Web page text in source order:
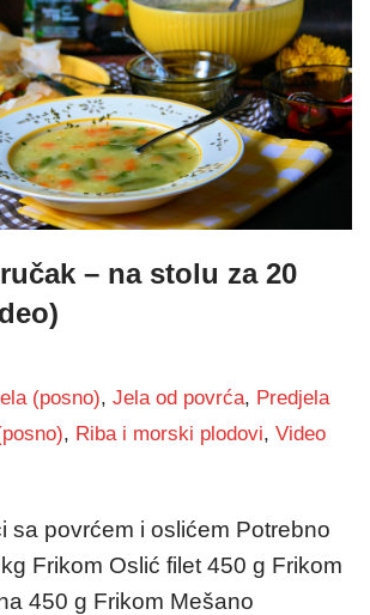
– na stolu za 20
(posno), Jela od povrća, Predjela
, Riba i morski plodovi, Video
sa povrćem i oslićem Potrebno
Frikom Oslić filet 450 g Frikom
450 g Frikom Mešano